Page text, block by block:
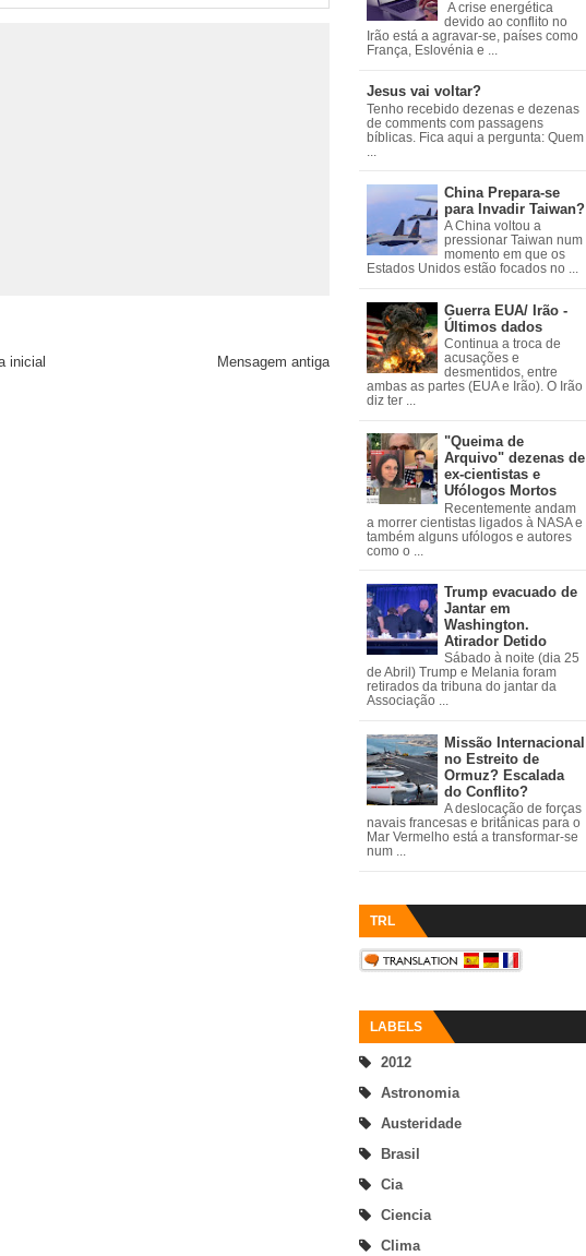
A crise energética
devido ao conflito no
Irão está a agravar-se, países como
França, Eslovénia e ...
Jesus vai voltar?
Tenho recebido dezenas e dezenas
de comments com passagens
bíblicas. Fica aqui a pergunta: Quem
China Prepara-se
para Invadir Taiwan?
A China voltou a
pressionar Taiwan num
momento em que os
Estados Unidos estão focados no ...
Guerra EUA/ Irão -
Últimos dados
Continua a troca de
acusações e
desmentidos, entre
ambas as partes (EUA e Irão). O Irão
diz ter ...
"Queima de
Arquivo" dezenas de
ex-cientistas e
Ufólogos Mortos
Recentemente andam
a morrer cientistas ligados à NASA e
também alguns ufólogos e autores
como o ...
Trump evacuado de
Jantar em
Washington.
Atirador Detido
Sábado à noite (dia 25
de Abril) Trump e Melania foram
retirados da tribuna do jantar da
Associação ...
Missão Internacional
no Estreito de
Ormuz? Escalada
do Conflito?
A deslocação de forças
navais francesas e britânicas para o
Mar Vermelho está a transformar-se
num ...
TRL
LABELS
2012
Astronomia
Austeridade
Brasil
Cia
Ciencia
Clima
Mensagem antiga
inicial